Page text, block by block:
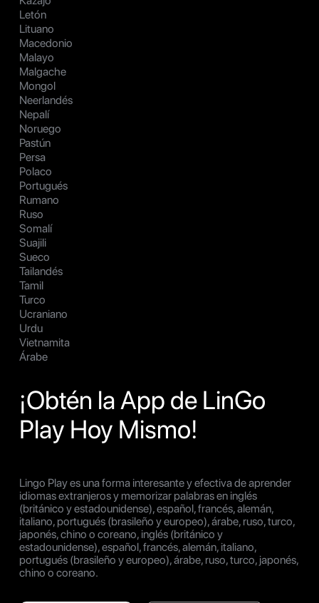
Letón
Lituano
Macedonio
Malayo
Malgache
Mongol
Neerlandés
Nepalí
Noruego
Pastún
Persa
Polaco
Portugués
Rumano
Ruso
Somalí
Suajili
Sueco
Tailandés
Tamil
Turco
Ucraniano
Urdu
Vietnamita
Árabe
¡Obtén la App de LinGo
Play Hoy Mismo!
Lingo Play es una forma interesante y efectiva de aprender
idiomas extranjeros y memorizar palabras en inglés
(británico y estadounidense), español, francés, alemán,
italiano, portugués (brasileño y europeo), árabe, ruso, turco,
japonés, chino o coreano, inglés (británico y
estadounidense), español, francés, alemán, italiano,
portugués (brasileño y europeo), árabe, ruso, turco, japonés,
chino o coreano.